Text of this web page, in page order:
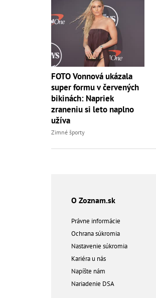
FOTO Vonnová ukázala
super formu v červených
bikinách: Napriek
zraneniu si leto naplno
užíva
Zimné športy
O Zoznam.sk
Právne informácie
Ochrana súkromia
Nastavenie súkromia
Kariéra u nás
Napíšte nám
Nariadenie DSA